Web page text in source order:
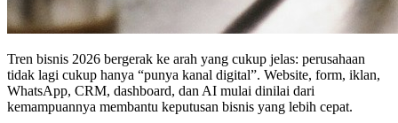
Tren bisnis 2026 bergerak ke arah yang cukup jelas: perusahaan
tidak lagi cukup hanya “punya kanal digital”. Website, form, iklan,
WhatsApp, CRM, dashboard, dan AI mulai dinilai dari
kemampuannya membantu keputusan bisnis yang lebih cepat.